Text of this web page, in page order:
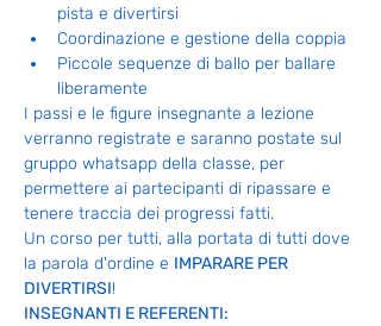
pista e divertirsi
Coordinazione e gestione della coppia
Piccole sequenze di ballo per ballare
liberamente
I passi e le figure insegnante a lezione
verranno registrate e saranno postate sul
gruppo whatsapp della classe, per
permettere ai partecipanti di ripassare e
tenere traccia dei progressi fatti.
Un corso per tutti, alla portata di tutti dove
la parola d'ordine e IMPARARE PER
DIVERTIRSI!
INSEGNANTI E REFERENTI: